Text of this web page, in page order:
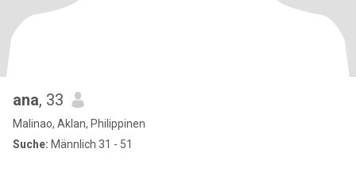
ana, 33
Malinao, Aklan, Philippinen
Suche: Männlich 31 - 51